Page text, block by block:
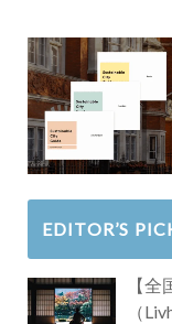
EDITOR’S
【
（